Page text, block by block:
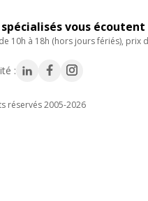
vous écoutent
10h à 18h (hors jours fériés), prix
:
réservés 2005-2026